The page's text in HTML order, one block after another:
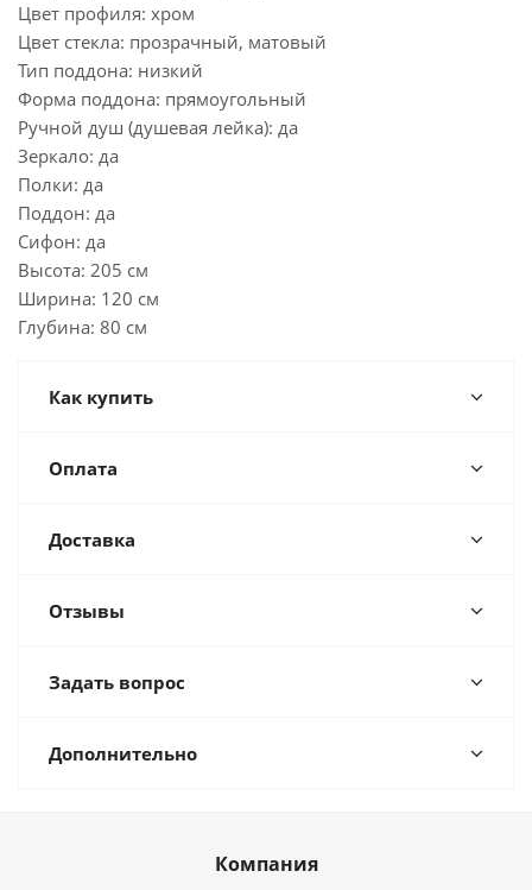
Цвет профиля: хром
Цвет стекла: прозрачный, матовый
Тип поддона: низкий
Форма поддона: прямоугольный
Ручной душ (душевая лейка): да
Зеркало: да
Полки: да
Поддон: да
Сифон: да
Высота: 205 см
Ширина: 120 см
Глубина: 80 см
Как купить
Оплата
Доставка
Отзывы
Задать вопрос
Дополнительно
Компания